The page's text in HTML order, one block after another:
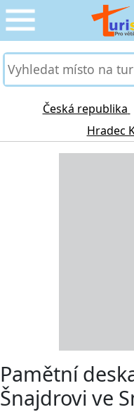
CESTOVÁNÍ
SLUŽBY & DOPRAVA
PRO TURISTY ›
Česká republika
Hradec
Pamětní
Šnajdrovi ve